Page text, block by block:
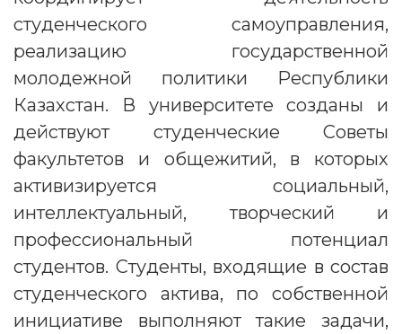
студенческого самоуправления,
реализацию государственной
молодежной политики Республики
Казахстан. В университете созданы и
действуют студенческие Советы
факультетов и общежитий, в которых
активизируется социальный,
интеллектуальный, творческий и
профессиональный потенциал
студентов. Студенты, входящие в состав
студенческого актива, по собственной
инициативе выполняют такие задачи,